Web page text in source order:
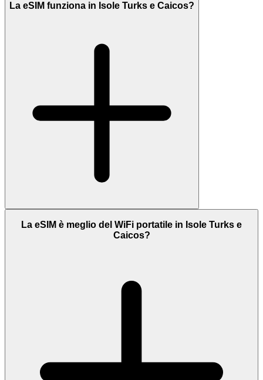
La eSIM funziona in Isole Turks e Caicos?
La eSIM è meglio del WiFi portatile in Isole Turks e
Caicos?